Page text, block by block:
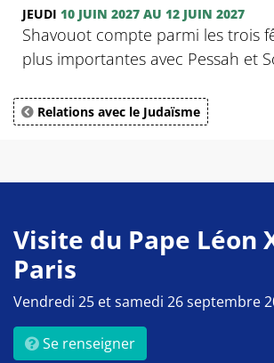
JEUDI 10 JUIN 2027 AU 12 JUIN 2027
Shavouot compte parmi les trois
plus importantes avec Pessah et
Relations avec le Judaïsme
Visite du Pape Léon
Paris
Vendredi 25 et samedi 26 septembre
Se renseigner